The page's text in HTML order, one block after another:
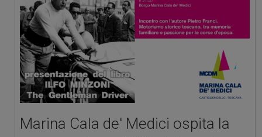
Marina Cala de' Medici ospita la